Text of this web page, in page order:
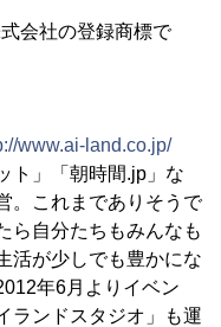
会社の登録商標で
www.ai-land.co.jp/
ト」「朝時間.jp」な
。これまでありそうで
ら自分たちもみんなも
活が少しでも豊かにな
年6月よりイベン
ランドスタジオ」も運